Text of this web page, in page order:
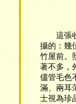
這張收
攝的：幾
竹屋前。
著不多，
儘管毛色
滿、兩耳
士視為珍